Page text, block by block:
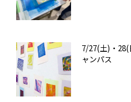
7/27(土)・28(
ャンパス